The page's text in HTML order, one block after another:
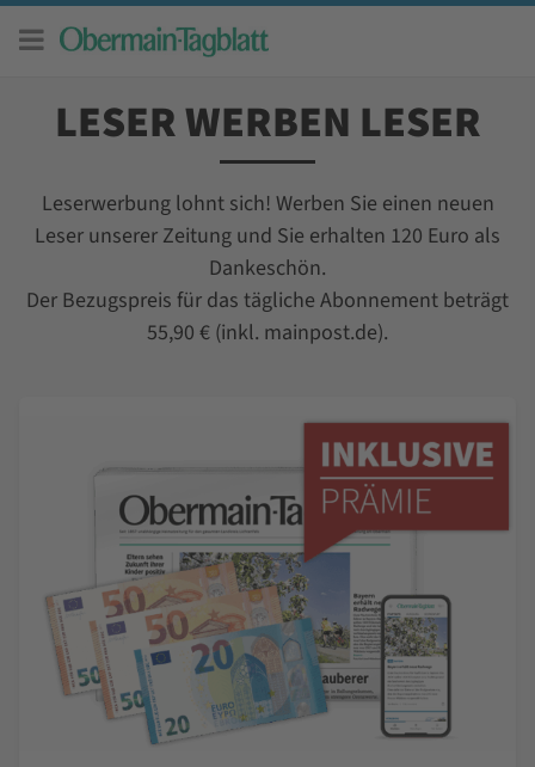
Zum
Inhalt
LESER WERBEN LESER
Leserwerbung lohnt sich! Werben Sie einen neuen
Leser unserer Zeitung und Sie erhalten 120 Euro als
Dankeschön.
Der Bezugspreis für das tägliche Abonnement beträgt
55,90 € (inkl. mainpost.de).